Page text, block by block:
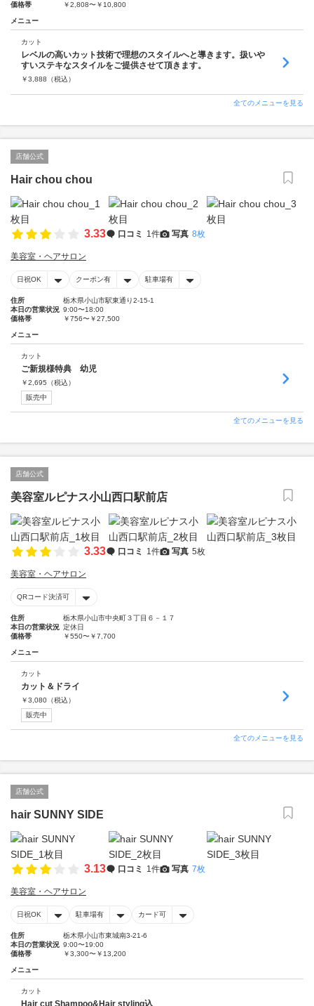
価格帯
￥2,808〜￥10,800
メニュー
カット
レベルの高いカット技術で理想のスタイルへと導きます。扱いや
すいステキなスタイルをご提供させて頂きます。
￥3,888 （税込）
全てのメニューを見る
店舗公式
Hair chou chou
3.33 口コミ 1件 写真 8枚
美容室・ヘアサロン
日祝OK クーポン有 駐車場有
住所
栃木県小山市駅東通り2-15-1
本日の営業状況 9:00〜18:00
価格帯
￥756〜￥27,500
メニュー
カット
ご新規様特典 幼児
￥2,695 （税込）
販売中
全てのメニューを見る
店舗公式
美容室ルピナス小山西口駅前店
3.33 口コミ 1件 写真 5枚
美容室・ヘアサロン
QRコード決済可
住所
栃木県小山市中央町３丁目６－１７
本日の営業状況 定休日
価格帯
￥550〜￥7,700
メニュー
カット
カット＆ドライ
￥3,080 （税込）
販売中
全てのメニューを見る
店舗公式
hair SUNNY SIDE
3.13 口コミ 1件 写真 7枚
美容室・ヘアサロン
日祝OK 駐車場有 カード可
住所
栃木県小山市東城南3-21-6
本日の営業状況 9:00〜19:00
価格帯
￥3,300〜￥13,200
メニュー
カット
Hair cut Shampoo&Hair styling込